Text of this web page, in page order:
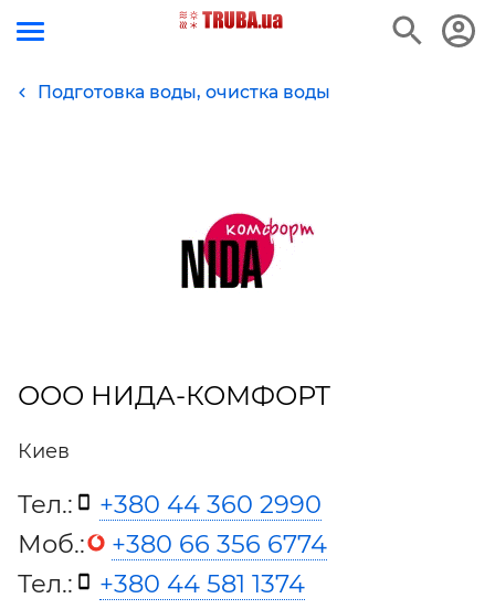
Подготовка воды, очистка воды
ООО НИДА-КОМФОРТ
Киев
Тел.:
+380 44 360 2990
Моб.:
+380 66 356 6774
Тел.:
+380 44 581 1374